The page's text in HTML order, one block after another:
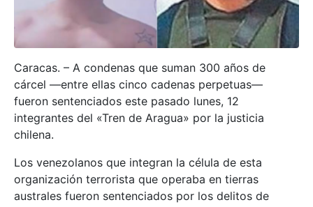
Caracas. – A condenas que suman 300 años de
cárcel —entre ellas cinco cadenas perpetuas—
fueron sentenciados este pasado lunes, 12
integrantes del «Tren de Aragua» por la justicia
chilena.
Los venezolanos que integran la célula de esta
organización terrorista que operaba en tierras
australes fueron sentenciados por los delitos de